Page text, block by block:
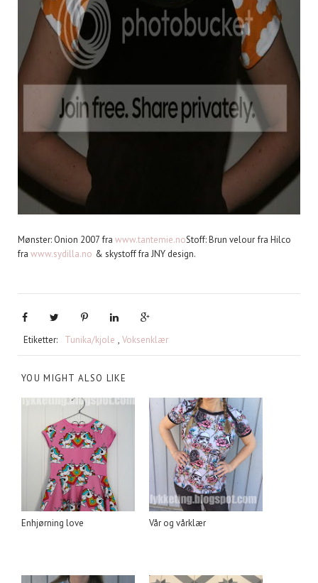
Mønster: Onion 2007 fra www.tantemie.noStoff: Brun velour fra Hilco
frawww.sydilla.no & skystoff fra JNY design.
Etiketter: Tunika/kjole , Voksenklær
YOU MIGHT ALSO LIKE
Enhjørning love Vår og vårklær